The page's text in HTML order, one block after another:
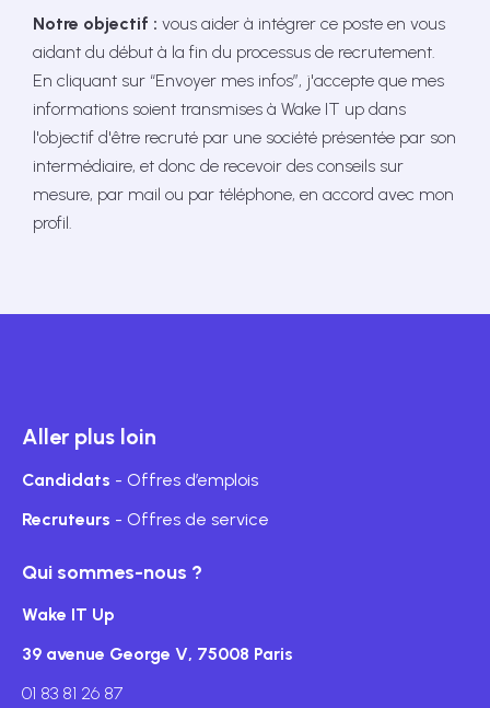
Notre objectif : vous aider à intégrer ce poste en vous
aidant du début à la fin du processus de recrutement.
En cliquant sur “Envoyer mes infos”, j'accepte que mes
informations soient transmises à Wake IT up dans
l'objectif d'être recruté par une société présentée par son
intermédiaire, et donc de recevoir des conseils sur
mesure, par mail ou par téléphone, en accord avec mon
profil.
Aller plus loin
Candidats - Offres d’emplois
Recruteurs - Offres de service
Qui sommes-nous ?
Wake IT Up
39 avenue George V, 75008 Paris
01 83 81 26 87